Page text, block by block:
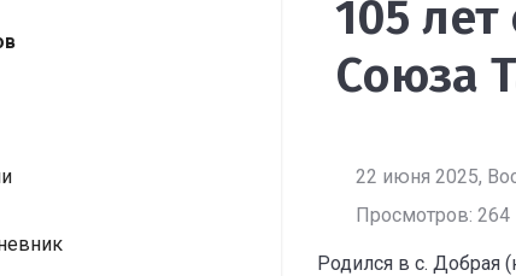
105
Союза
22 июня 2025,
Просмотров: 264
Родился в с. Добрая